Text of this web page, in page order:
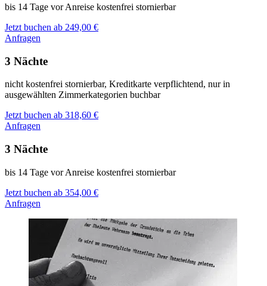
bis 14 Tage vor Anreise kostenfrei stornierbar
Jetzt buchen ab 249,00 €
Anfragen
3 Nächte
nicht kostenfrei stornierbar, Kreditkarte verpflichtend, nur in
ausgewählten Zimmerkategorien buchbar
Jetzt buchen ab 318,60 €
Anfragen
3 Nächte
bis 14 Tage vor Anreise kostenfrei stornierbar
Jetzt buchen ab 354,00 €
Anfragen